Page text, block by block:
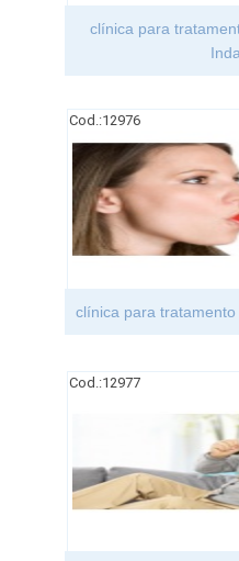
clínica para
Cod.:12976
clínica para
Cod.:12977